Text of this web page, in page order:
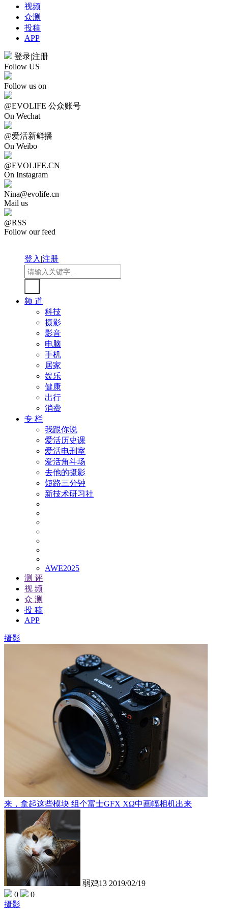
视频
众测
投稿
APP
登录|注册
Follow US
Follow us on
@EVOLIFE 公众账号
On Wechat
@爱活新鲜播
On Weibo
@EVOLIFE.CN
On Instagram
Nina@evolife.cn
Mail us
@RSS
Follow our feed
登入|注册
频 道
科技
摄影
影音
电脑
手机
居家
娱乐
健康
出行
消费
专 栏
我跟你说
爱活历史课
爱活电刑室
爱活角斗场
去他的摄影
短路三分钟
新技术研习社
AWE2025
测 评
视 频
众 测
投 稿
APP
摄影
来，拿起这些模块 组个富士GFX XΩ中画幅相机出来
弱鸡13 2019/02/19
0
0
摄影